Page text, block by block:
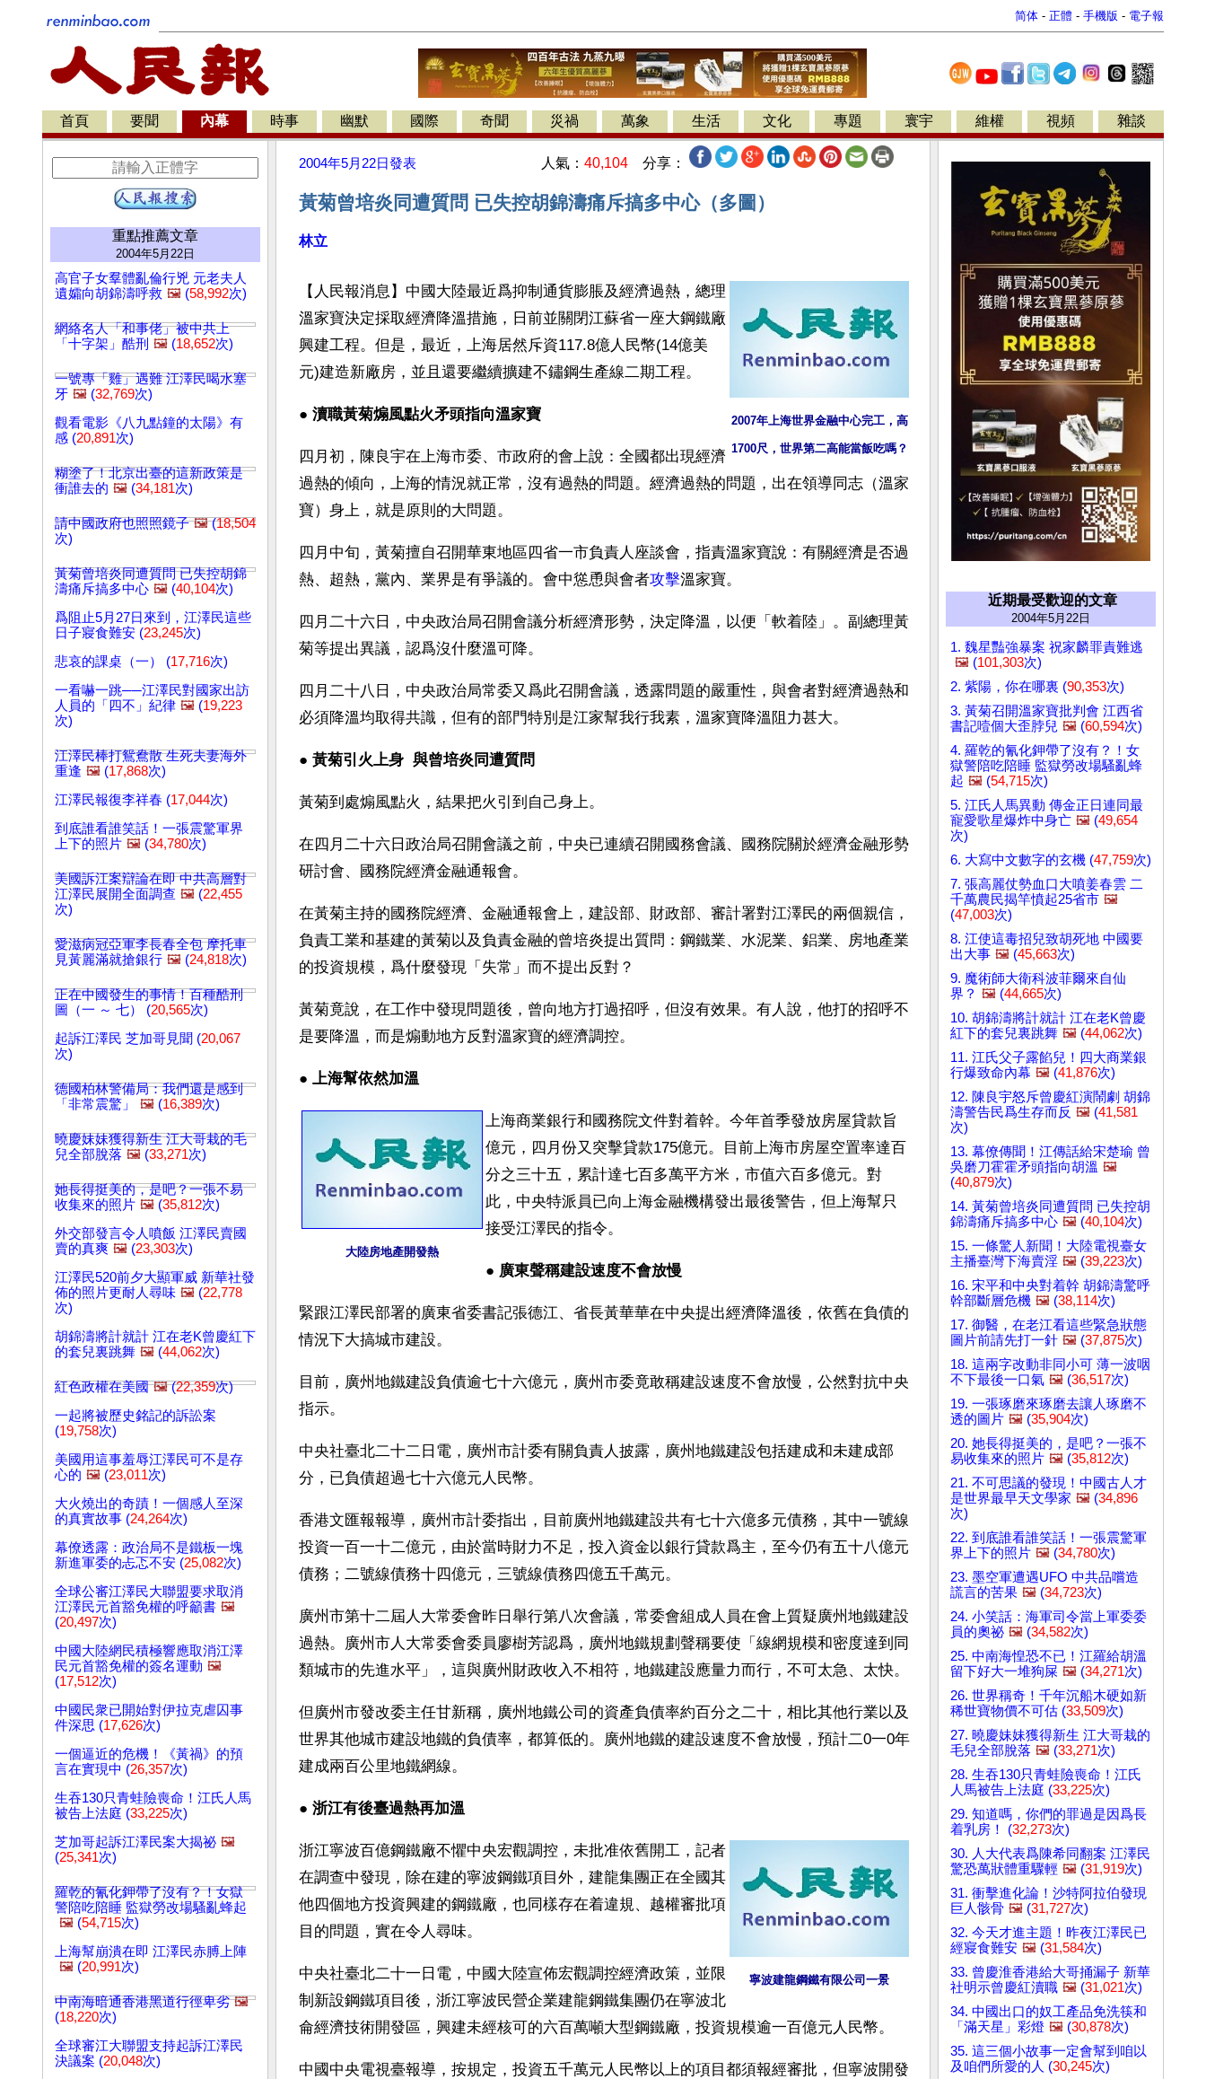
简体 - 正體 - 手機版 - 電子報
首頁 要聞 內幕 時事 幽默 國際 奇聞 災禍 萬象 生活 文化 專題 寰宇 維權 視頻 雜談
重點推薦文章
2004年5月22日
高官子女羣體亂倫行兇 元老夫人
遺孀向胡錦濤呼救 🖼️ (58,992次)
網絡名人「和事佬」被中共上
「十字架」酷刑 🖼️ (18,652次)
一號專「雞」遇難 江澤民喝水塞
牙 🖼️ (32,769次)
觀看電影《八九點鐘的太陽》有
感 (20,891次)
糊塗了！北京出臺的這新政策是
衝誰去的 🖼️ (34,181次)
請中國政府也照照鏡子 🖼️(18,504
次)
黃菊曾培炎同遭質問 已失控胡錦
濤痛斥搞多中心 🖼️ (40,104次)
爲阻止5月27日來到，江澤民這些
日子寢食難安 (23,245次)
悲哀的課桌（一） (17,716次)
一看嚇一跳──江澤民對國家出訪
人員的「四不」紀律 🖼️ (19,223
次)
江澤民棒打鴛鴦散 生死夫妻海外
重逢 🖼️ (17,868次)
江澤民報復李祥春 (17,044次)
到底誰看誰笑話！一張震驚軍界
上下的照片 🖼️ (34,780次)
美國訴江案辯論在即 中共高層對
江澤民展開全面調查 🖼️ (22,455
次)
愛滋病冠亞軍李長春全包 摩托車
見黃麗滿就搶銀行 🖼️ (24,818次)
正在中國發生的事情！百種酷刑
圖（一 ～ 七） (20,565次)
起訴江澤民 芝加哥見聞 (20,067
次)
德國柏林警備局：我們還是感到
「非常震驚」
🖼️ (16,389次)
曉慶妹妹獲得新生 江大哥栽的毛
兒全部脫落 🖼️ (33,271次)
她長得挺美的，是吧？一張不易
收集來的照片 🖼️ (35,812次)
外交部發言令人噴飯 江澤民賣國
賣的真爽 🖼️ (23,303次)
江澤民520前夕大顯軍威 新華社發
佈的照片更耐人尋味 🖼️ (22,778
次)
胡錦濤將計就計 江在老K曾慶紅下
的套兒裏跳舞 🖼️ (44,062次)
紅色政權在美國 🖼️(22,359次)
一起將被歷史銘記的訴訟案
(19,758次)
美國用這事羞辱江澤民可不是存
心的 🖼️ (23,011次)
大火燒出的奇蹟！一個感人至深
的真實故事 (24,264次)
幕僚透露：政治局不是鐵板一塊
新進軍委的忐忑不安 (25,082次)
全球公審江澤民大聯盟要求取消
江澤民元首豁免權的呼籲書 🖼️
(20,497次)
中國大陸網民積極響應取消江澤
民元首豁免權的簽名運動 🖼️
(17,512次)
中國民衆已開始對伊拉克虐囚事
件深思 (17,626次)
一個逼近的危機！《黃禍》的預
言在實現中 (26,357次)
生吞130只青蛙險喪命！江氏人馬
被告上法庭 (33,225次)
芝加哥起訴江澤民案大揭祕 🖼️
(25,341次)
羅乾的氰化鉀帶了沒有？！女獄
警陪吃陪睡 監獄勞改場騷亂蜂起
🖼️ (54,715次)
上海幫崩潰在即 江澤民赤膊上陣
🖼️ (20,991次)
中南海暗通香港黑道行徑卑劣 🖼️
(18,220次)
全球審江大聯盟支持起訴江澤民
決議案 (20,048次)
2004年5月22日發表 人氣： 40,104 分享：
黃菊曾培炎同遭質問 已失控胡錦濤痛斥搞多中心（多圖）
林立
2007年上海世界金融中心完工，高
1700尺，世界第二高能當飯吃嗎？
【人民報消息】中國大陸最近爲抑制通貨膨脹及經濟過熱，總理
溫家寶決定採取經濟降溫措施，日前並關閉江蘇省一座大鋼鐵廠
興建工程。但是，最近，上海居然斥資117.8億人民幣(14億美
元)建造新廠房，並且還要繼續擴建不鏽鋼生產線二期工程。
● 瀆職黃菊煽風點火矛頭指向溫家寶
四月初，陳良宇在上海市委、市政府的會上說：全國都出現經濟
過熱的傾向，上海的情況就正常，沒有過熱的問題。經濟過熱的問題，出在領導同志（溫家
寶）身上，就是原則的大問題。
四月中旬，黃菊擅自召開華東地區四省一市負責人座談會，指責溫家寶說：有關經濟是否過
熱、超熱，黨內、業界是有爭議的。會中慫恿與會者攻擊溫家寶。
四月二十六日，中央政治局召開會議分析經濟形勢，決定降溫，以便「軟着陸」。副總理黃
菊等提出異議，認爲沒什麼溫可降。
四月二十八日，中央政治局常委又爲此召開會議，透露問題的嚴重性，與會者對經濟過熱和
必須降溫均取得共識，但有的部門特別是江家幫我行我素，溫家寶降溫阻力甚大。
● 黃菊引火上身  與曾培炎同遭質問
黃菊到處煽風點火，結果把火引到自己身上。
在四月二十六日政治局召開會議之前，中央已連續召開國務會議、國務院關於經濟金融形勢
研討會、國務院經濟金融通報會。
在黃菊主持的國務院經濟、金融通報會上，建設部、財政部、審計署對江澤民的兩個親信，
負責工業和基建的黃菊以及負責金融的曾培炎提出質問：鋼鐵業、水泥業、鋁業、房地產業
的投資規模，爲什麼發現「失常」而不提出反對？
黃菊竟說，在工作中發現問題後，曾向地方打過招呼，但沒有效果。有人說，他打的招呼不
是要降溫，而是煽動地方反對溫家寶的經濟調控。
● 上海幫依然加溫
大陸房地產開發熱
上海商業銀行和國務院文件對着幹。今年首季發放房屋貸款旨
億元，四月份又突擊貸款175億元。目前上海市房屋空置率達百
分之三十五，累計達七百多萬平方米，市值六百多億元。對
此，中央特派員已向上海金融機構發出最後警告，但上海幫只
接受江澤民的指令。
● 廣東聲稱建設速度不會放慢
緊跟江澤民部署的廣東省委書記張德江、省長黃華華在中央提出經濟降溫後，依舊在負債的
情況下大搞城市建設。
目前，廣州地鐵建設負債逾七十六億元，廣州市委竟敢稱建設速度不會放慢，公然對抗中央
指示。
中央社臺北二十二日電，廣州市計委有關負責人披露，廣州地鐵建設包括建成和未建成部
分，已負債超過七十六億元人民幣。
香港文匯報報導，廣州市計委指出，目前廣州地鐵建設共有七十六億多元債務，其中一號線
投資一百一十二億元，由於當時財力不足，投入資金以銀行貸款爲主，至今仍有五十八億元
債務；二號線債務十四億元，三號線債務四億五千萬元。
廣州市第十二屆人大常委會昨日舉行第八次會議，常委會組成人員在會上質疑廣州地鐵建設
過熱。廣州市人大常委會委員廖樹芳認爲，廣州地鐵規劃聲稱要使「線網規模和密度達到同
類城市的先進水平」，這與廣州財政收入不相符，地鐵建設應量力而行，不可太急、太快。
但廣州市發改委主任甘新稱，廣州地鐵公司的資產負債率約百分之二十，相比其他行業以及
世界其他城市建設地鐵的負債率，都算低的。廣州地鐵的建設速度不會放慢，預計二0一0年
建成兩百公里地鐵網線。
● 浙江有後臺過熱再加溫
寧波建龍鋼鐵有限公司一景
浙江寧波百億鋼鐵廠不懼中央宏觀調控，未批准依舊開工，記者
在調查中發現，除在建的寧波鋼鐵項目外，建龍集團正在全國其
他四個地方投資興建的鋼鐵廠，也同樣存在着違規、越權審批項
目的問題，實在令人尋味。
中央社臺北二十一日電，中國大陸宣佈宏觀調控經濟政策，並限
制新設鋼鐵項目後，浙江寧波民營企業建龍鋼鐵集團仍在寧波北
侖經濟技術開發區，興建未經核可的六百萬噸大型鋼鐵廠，投資規模逾一百億元人民幣。
中國中央電視臺報導，按規定，投資五千萬元人民幣以上的項目都須報經審批，但寧波開發
近期最受歡迎的文章
2004年5月22日
1. 魏星豔強暴案 祝家麟罪責難逃
🖼️ (101,303次)
2. 紫陽，你在哪裏 (90,353次)
3. 黃菊召開溫家寶批判會 江西省
書記噎個大歪脖兒 🖼️ (60,594次)
4. 羅乾的氰化鉀帶了沒有？！女
獄警陪吃陪睡 監獄勞改場騷亂蜂
起 🖼️ (54,715次)
5. 江氏人馬異動 傳金正日連同最
寵愛歌星爆炸中身亡 🖼️ (49,654
次)
6. 大寫中文數字的玄機 (47,759次)
7. 張高麗仗勢血口大噴姜春雲 二
千萬農民揭竿憤起25省市 🖼️
(47,003次)
8. 江使這毒招兒致胡死地 中國要
出大事 🖼️ (45,663次)
9. 魔術師大衛科波菲爾來自仙
界？ 🖼️ (44,665次)
10. 胡錦濤將計就計 江在老K曾慶
紅下的套兒裏跳舞 🖼️ (44,062次)
11. 江氏父子露餡兒！四大商業銀
行爆致命內幕 🖼️ (41,876次)
12. 陳良宇怒斥曾慶紅演鬧劇 胡錦
濤警告民爲生存而反 🖼️ (41,581
次)
13. 幕僚傳聞！江傳話給宋楚瑜 曾
吳磨刀霍霍矛頭指向胡溫 🖼️
(40,879次)
14. 黃菊曾培炎同遭質問 已失控胡
錦濤痛斥搞多中心 🖼️ (40,104次)
15. 一條驚人新聞！大陸電視臺女
主播臺灣下海賣淫 🖼️ (39,223次)
16. 宋平和中央對着幹 胡錦濤驚呼
幹部斷層危機 🖼️ (38,114次)
17. 御醫，在老江看這些緊急狀態
圖片前請先打一針 🖼️ (37,875次)
18. 這兩字改動非同小可 薄一波咽
不下最後一口氣 🖼️ (36,517次)
19. 一張琢磨來琢磨去讓人琢磨不
透的圖片 🖼️ (35,904次)
20. 她長得挺美的，是吧？一張不
易收集來的照片 🖼️ (35,812次)
21. 不可思議的發現！中國古人才
是世界最早天文學家 🖼️ (34,896
次)
22. 到底誰看誰笑話！一張震驚軍
界上下的照片 🖼️ (34,780次)
23. 墨空軍遭遇UFO 中共品嚐造
謊言的苦果 🖼️ (34,723次)
24. 小笑話：海軍司令當上軍委委
員的奧祕 🖼️ (34,582次)
25. 中南海惶恐不已！江羅給胡溫
留下好大一堆狗屎 🖼️ (34,271次)
26. 世界稱奇！千年沉船木硬如新
稀世寶物價不可估 (33,509次)
27. 曉慶妹妹獲得新生 江大哥栽的
毛兒全部脫落 🖼️ (33,271次)
28. 生吞130只青蛙險喪命！江氏
人馬被告上法庭 (33,225次)
29. 知道嗎，你們的罪過是因爲長
着乳房！ (32,273次)
30. 人大代表爲陳希同翻案 江澤民
驚恐萬狀體重驟輕 🖼️ (31,919次)
31. 衝擊進化論！沙特阿拉伯發現
巨人骸骨 🖼️ (31,727次)
32. 今天才進主題！昨夜江澤民已
經寢食難安 🖼️ (31,584次)
33. 曾慶淮香港給大哥捅漏子 新華
社明示曾慶紅瀆職 🖼️ (31,021次)
34. 中國出口的奴工產品免洗筷和
「滿天星」彩燈 🖼️ (30,878次)
35. 這三個小故事一定會幫到咱以
及咱們所愛的人 (30,245次)